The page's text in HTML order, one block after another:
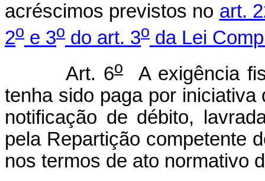
acréscimos previstos no art.
2o e 3o do art. 3o da Lei
Art. 6o
A exigência
tenha sido paga por
notificação de débito,
pela Repartição competente
nos termos de ato normativo